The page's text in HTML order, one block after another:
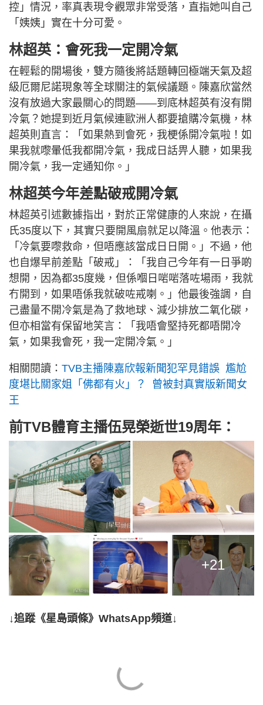
控」情況，率真表現令觀眾非常受落，直指她叫自己
「姨姨」實在十分可愛。
林超英：會死我一定開冷氣
在輕鬆的開場後，雙方隨後將話題轉回極端天氣及超
級厄爾尼諾現象等全球關注的氣候議題。陳嘉欣當然
沒有放過大家最關心的問題——到底林超英有沒有開
冷氣？她提到近月氣候連歐洲人都要搶購冷氣機，林
超英則直言：「如果熱到會死，我梗係開冷氣啦！如
果我就嚟暈低我都開冷氣，我成日話畀人聽，如果我
開冷氣，我一定通知你。」
林超英今年差點破戒開冷氣
林超英引述數據指出，對於正常健康的人來說，在攝
氏35度以下，其實只要開風扇就足以降溫。他表示：
「冷氣要嚟救命，但唔應該當成日日開。」不過，他
也自爆早前差點「破戒」：「我自己今年有一日爭啲
想開，因為都35度幾，但係嗰日啱啱落咗場雨，我就
冇開到，如果唔係我就破咗戒喇。」他最後強調，自
己盡量不開冷氣是為了救地球、減少排放二氧化碳，
但亦相當有保留地笑言：「我唔會堅持死都唔開冷
氣，如果我會死，我一定開冷氣。」
相關閱讀： TVB主播陳嘉欣報新聞犯罕見錯誤 尷尬
度堪比關家姐「佛都有火」？ 曾被封真實版新聞女
王
前TVB體育主播伍晃榮逝世19周年：
+21
↓追蹤《星島頭條》WhatsApp頻道↓